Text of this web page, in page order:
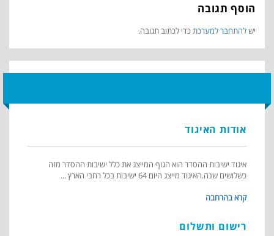
הוסף תגובה
ישלהתחבר למערכת כדי לכתוב תגובה.
אודות האיגוד
איגוד ישיבות ההסדר הוא הגוף המייצג את כלל ישיבות ההסדר מזה
כשלושים שנה.האיגוד מייצג היום 64 ישיבות בכל רחבי הארץ ...
קרא בהרחבה
רישום ותשלום